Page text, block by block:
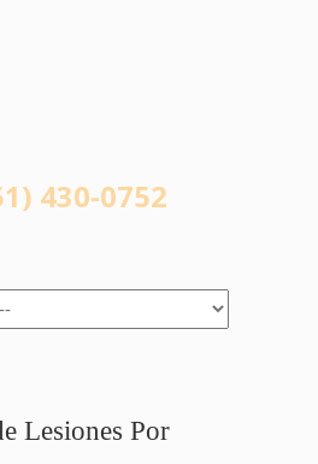
430-0752
Lesiones Por